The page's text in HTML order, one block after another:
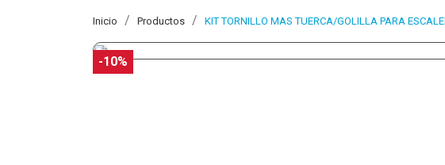
Inicio Productos KIT TORNILLO MAS TUERCA/GOLILLA PARA
-10%